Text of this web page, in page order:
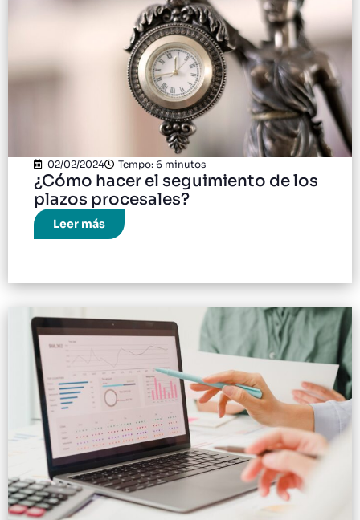
02/02/2024 Tempo: 6 minutos
¿Cómo hacer el seguimiento de los
plazos procesales?
Leer más